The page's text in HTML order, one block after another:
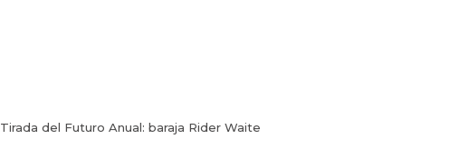
Tirada del Futuro Anual: baraja Rider Waite